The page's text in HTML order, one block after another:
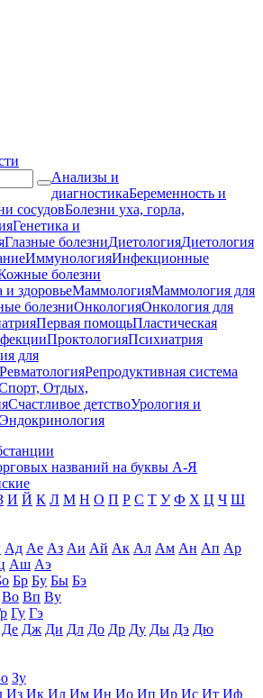
Анализы и
диагностикаБеременность и
сосудовБолезни уха, горла,
Генетика и
Глазные болезниДиетологияДиетология
ИммунологияИнфекционные
болезни
и здоровьеМаммологияМаммология для
болезниОнкологияОнкология для
Первая помощьПластическая
ПроктологияПсихиатрия
для
РевматологияРепродуктивная система
Отдых,
Счастливое детствоУрология и
Эндокринология
названий на буквы А-Я
И Й К Л М Н О П Р С Т У Ф Х Ц Ч Ш
Ад Ае Аз Аи Ай Ак Ал Ам Ан Ап Ар
Аш Аэ
Бр Бу Бы Бэ
Во Вп Ву
Гу Гэ
Де Дж Ди Дл До Др Ду Ды Дэ Дю
Зу
Из Ик Ил Им Ин Ио Ип Ир Ис Ит Иф